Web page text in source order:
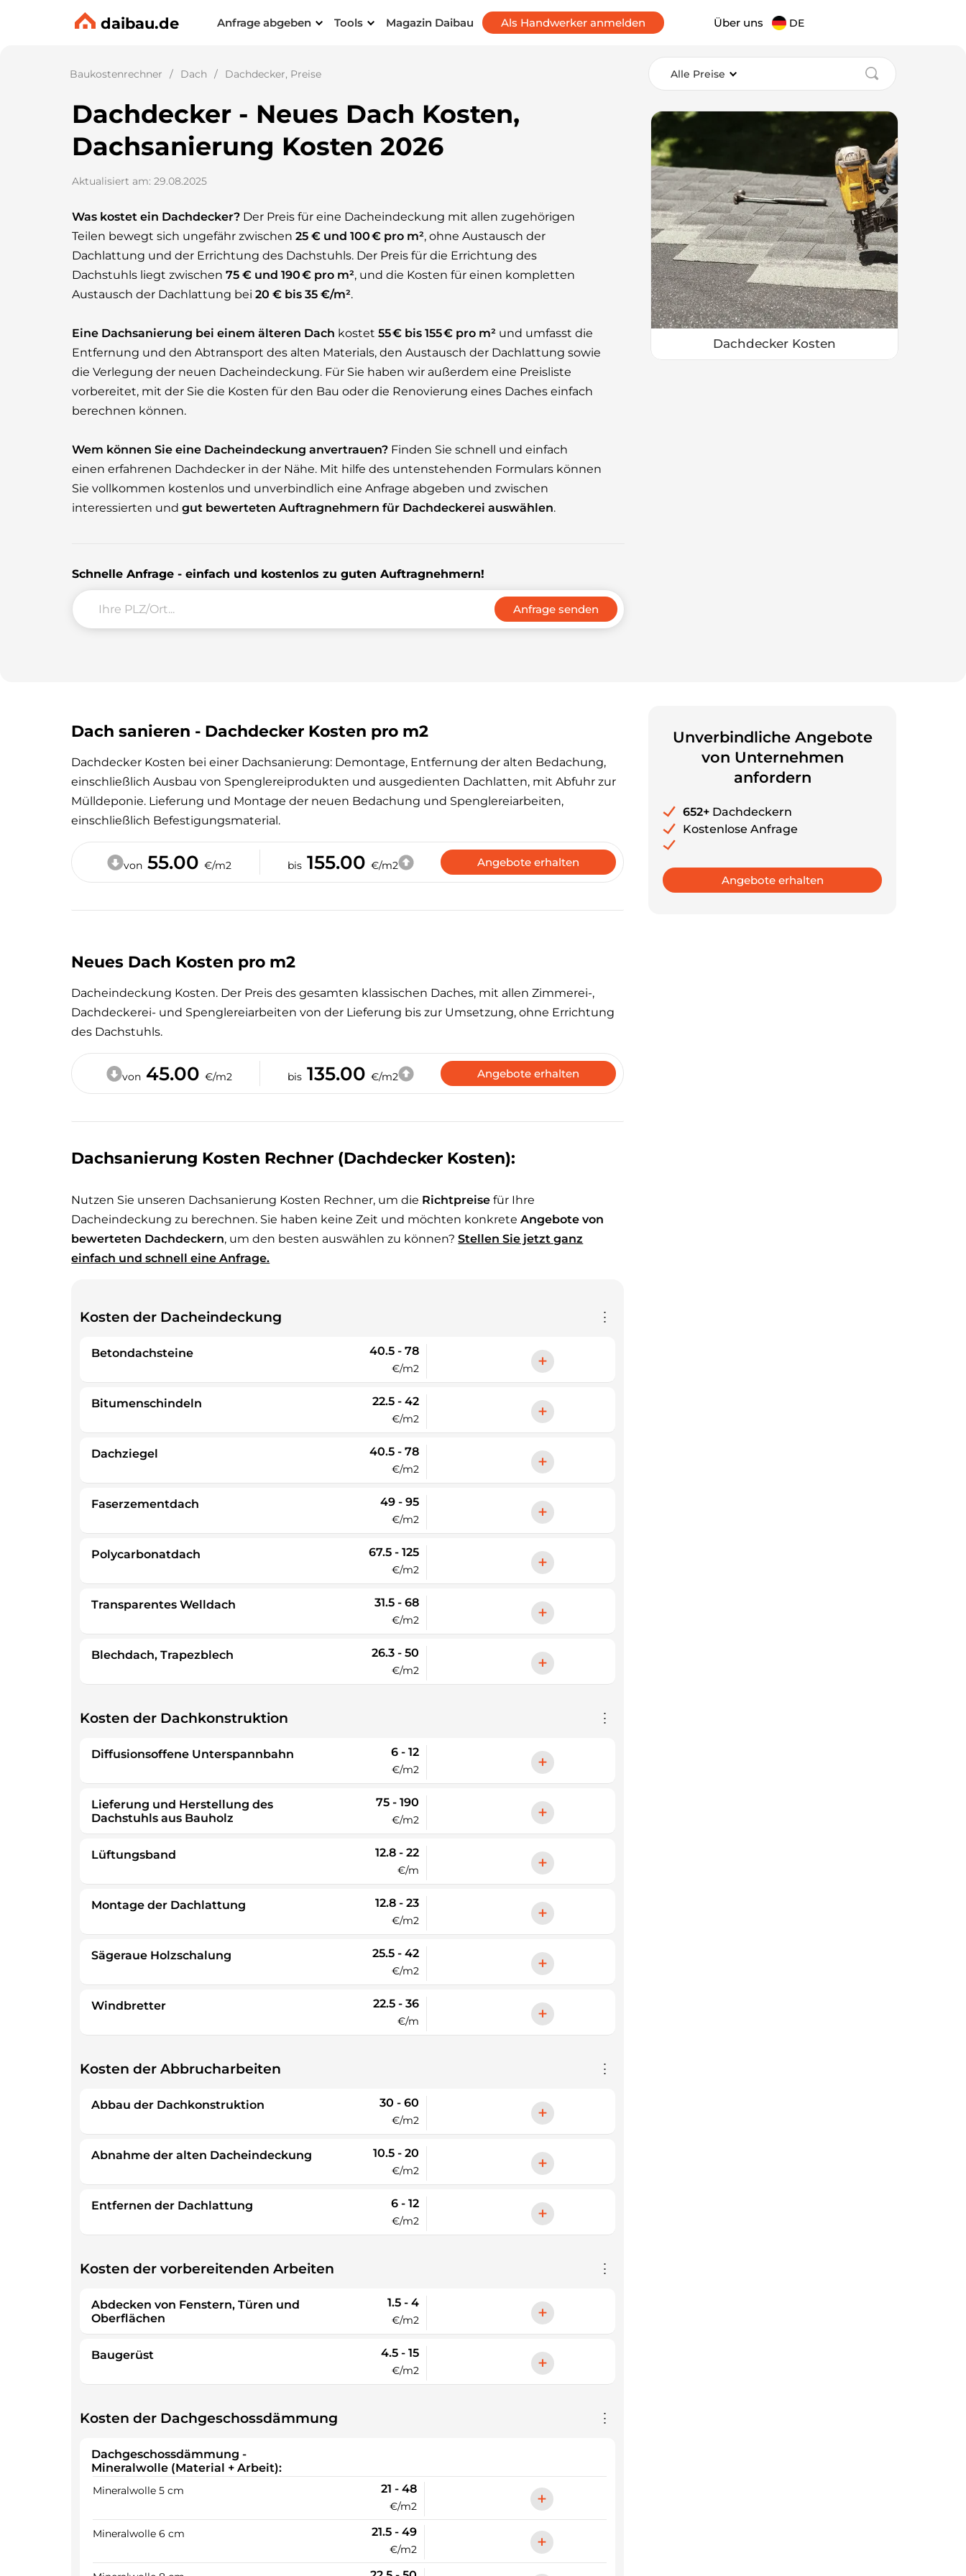
daibau.de Anfrage abgeben Tools Magazin Daibau Als Handwerker anmelden Über uns DE
Baukostenrechner Dach Dachdecker, Preise Alle Preise
Dachdecker - Neues Dach Kosten,
Dachsanierung Kosten 2026
Aktualisiert am: 29.08.2025
Was kostet ein Dachdecker? Der Preis für eine Dacheindeckung mit allen zugehörigen
Teilen bewegt sich ungefähr zwischen25 € und 100 € pro m², ohne Austausch der
Dachlattung und der Errichtung des Dachstuhls. Der Preis für die Errichtung des
Dachstuhls liegt zwischen75 € und 190 € pro m², und die Kosten für einen kompletten
Austausch der Dachlattung bei20 € bis 35 €/m².
Eine Dachsanierung bei einem älteren Dach kostet55 € bis 155 € pro m² und umfasst die
Entfernung und den Abtransport des alten Materials, den Austausch der Dachlattung sowie
die Verlegung der neuen Dacheindeckung. Für Sie haben wir außerdem eine Preisliste
vorbereitet, mit der Sie die Kosten für den Bau oder die Renovierung eines Daches einfach
berechnen können.
Wem können Sie eine Dacheindeckung anvertrauen? Finden Sie schnell und einfach
einen erfahrenen Dachdecker in der Nähe. Mit hilfe des untenstehenden Formulars können
Sie vollkommen kostenlos und unverbindlich eine Anfrage abgeben und zwischen
interessierten undgut bewerteten Auftragnehmern für Dachdeckerei auswählen.
Schnelle Anfrage - einfach und kostenlos zu guten Auftragnehmern!
Anfrage senden
Dachdecker Kosten
Dach sanieren - Dachdecker Kosten pro m2
Dachdecker Kosten bei einer Dachsanierung: Demontage, Entfernung der alten Bedachung,
einschließlich Ausbau von Spenglereiprodukten und ausgedienten Dachlatten, mit Abfuhr zur
Mülldeponie. Lieferung und Montage der neuen Bedachung und Spenglereiarbeiten,
einschließlich Befestigungsmaterial.
von55.00 €/m2 bis155.00 €/m2 Angebote erhalten
Neues Dach Kosten pro m2
Dacheindeckung Kosten. Der Preis des gesamten klassischen Daches, mit allen Zimmerei-,
Dachdeckerei- und Spenglereiarbeiten von der Lieferung bis zur Umsetzung, ohne Errichtung
des Dachstuhls.
von 45.00€/m2 bis135.00 €/m2 Angebote erhalten
Dachsanierung Kosten Rechner (Dachdecker Kosten):
Nutzen Sie unseren Dachsanierung Kosten Rechner, um die Richtpreise für Ihre
Dacheindeckung zu berechnen. Sie haben keine Zeit und möchten konkreteAngebote von
bewerteten Dachdeckern, um den besten auswählen zu können?Stellen Sie jetzt ganz
einfach und schnell eine Anfrage.
Kosten der Dacheindeckung ⋮
Betondachsteine 40.5 - 78
€/m2 +
Bitumenschindeln 22.5 - 42
€/m2 +
Dachziegel 40.5 - 78
€/m2 +
Faserzementdach 49 - 95
€/m2 +
Polycarbonatdach 67.5 - 125
€/m2 +
Transparentes Welldach 31.5 - 68
€/m2 +
Blechdach, Trapezblech 26.3 - 50
€/m2 +
Kosten der Dachkonstruktion ⋮
Diffusionsoffene Unterspannbahn 6 - 12
€/m2 +
Lieferung und Herstellung des
Dachstuhls aus Bauholz
75 - 190
€/m2 +
Lüftungsband 12.8 - 22
€/m +
Montage der Dachlattung 12.8 - 23
€/m2 +
Sägeraue Holzschalung 25.5 - 42
€/m2 +
Windbretter 22.5 - 36
€/m +
Kosten der Abbrucharbeiten ⋮
Abbau der Dachkonstruktion 30 - 60
€/m2 +
Abnahme der alten Dacheindeckung 10.5 - 20
€/m2 +
Entfernen der Dachlattung 6 - 12
€/m2 +
Kosten der vorbereitenden Arbeiten ⋮
Abdecken von Fenstern, Türen und
Oberflächen
1.5 - 4
€/m2 +
Baugerüst 4.5 - 15
€/m2 +
Kosten der Dachgeschossdämmung ⋮
Dachgeschossdämmung -
Mineralwolle (Material + Arbeit):
Mineralwolle 5 cm 21 - 48
€/m2 +
Mineralwolle 6 cm 21.5 - 49
€/m2 +
Unverbindliche Angebote
von Unternehmen
anfordern
652+ Dachdeckern
Kostenlose Anfrage
Angebote erhalten